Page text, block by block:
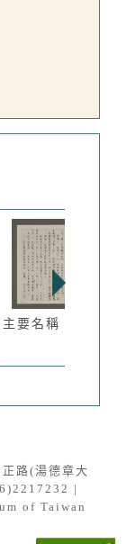
主要名稱：難
路(湯德章大
|
of Taiwan